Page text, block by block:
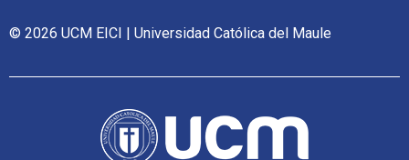
© 2026 UCM EICI | Universidad Católica del Maule